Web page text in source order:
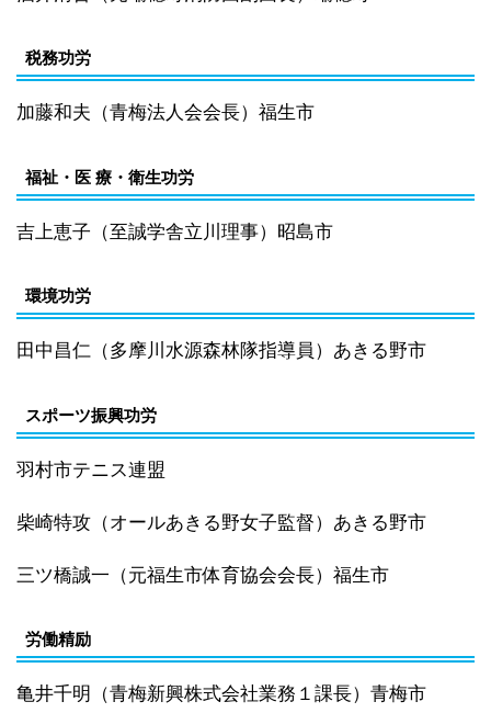
税務功労
加藤和夫（青梅法人会会長）福生市
福祉・医 療・衛生功労
吉上恵子（至誠学舎立川理事）昭島市
環境功労
田中昌仁（多摩川水源森林隊指導員）あきる野市
スポーツ振興功労
羽村市テニス連盟
柴崎特攻（オールあきる野女子監督）あきる野市
三ツ橋誠一（元福生市体育協会会長）福生市
労働精励
亀井千明（青梅新興株式会社業務１課長）青梅市